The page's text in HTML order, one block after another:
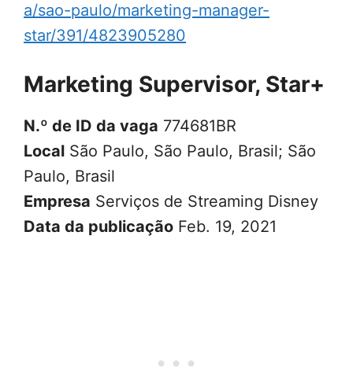
a/sao-paulo/marketing-manager-
star/391/4823905280
Marketing Supervisor, Star+
N.º de ID da vaga 774681BR
Local São Paulo, São Paulo, Brasil; São
Paulo, Brasil
Empresa Serviços de Streaming Disney
Data da publicação Feb. 19, 2021